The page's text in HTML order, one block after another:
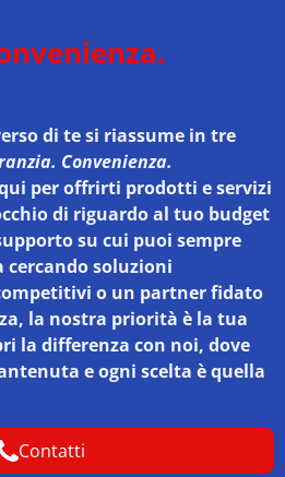
di te si riassume in tre
Convenienza.
per offrirti prodotti e servizi
di riguardo al tuo budget
su cui puoi sempre
cercando soluzioni
o un partner fidato
la nostra priorità è la tua
la differenza con noi, dove
e ogni scelta è quella
Contatti